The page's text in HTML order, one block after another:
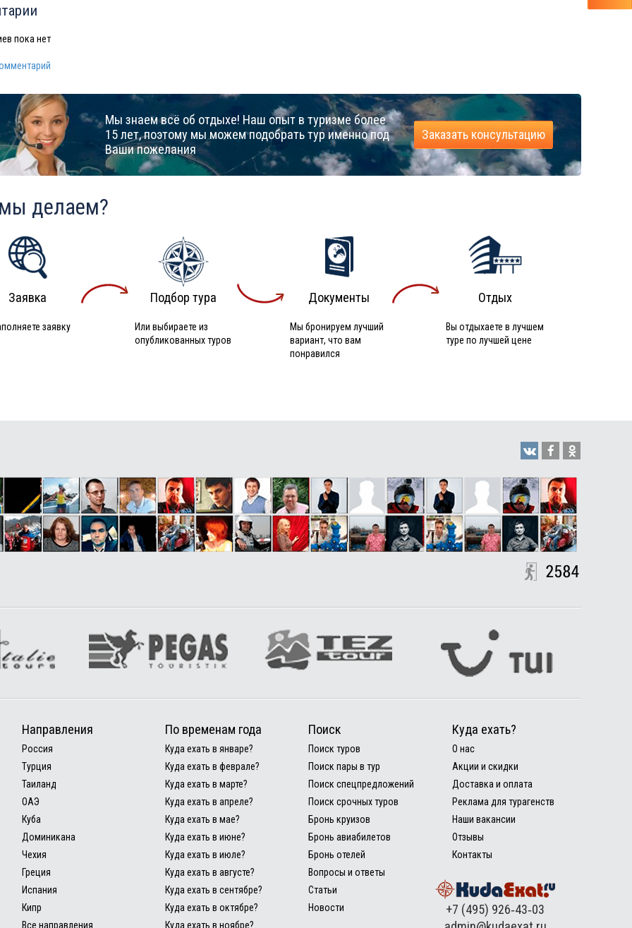
пока нет
Мы знаем всё об отдыхе! Наш опыт в туризме более
15 лет, поэтому мы можем подобрать тур именно под
Ваши пожелания
Заказать консультацию
делаем?
Заявка
заявку
Подбор тура
Или выбираете из
опубликованных туров
Документы
Мы бронируем лучший
вариант, что вам
понравился
Отдых
Вы отдыхаете в лучшем
туре по лучшей цене
Направления
Россия
Турция
Таиланд
ОАЭ
Куба
Доминикана
Чехия
Греция
Испания
Кипр
Все направления
По временам года
Куда ехать в январе?
Куда ехать в феврале?
Куда ехать в марте?
Куда ехать в апреле?
Куда ехать в мае?
Куда ехать в июне?
Куда ехать в июле?
Куда ехать в августе?
Куда ехать в сентябре?
Куда ехать в октябре?
Куда ехать в ноябре?
Поиск
Поиск туров
Поиск пары в тур
Поиск спецпредложений
Поиск срочных туров
Бронь круизов
Бронь авиабилетов
Бронь отелей
Вопросы и ответы
Статьи
Новости
Куда ехать?
О нас
Акции и скидки
Доставка и оплата
Реклама для турагенств
Наши вакансии
Отзывы
Контакты
+7 (495) 926‑43‑03